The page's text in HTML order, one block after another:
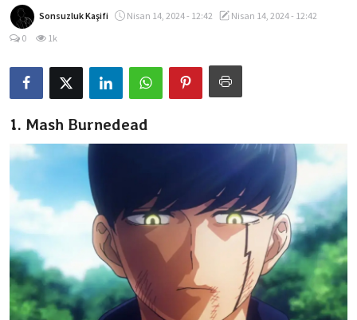
Anime Önerileri
Anime Karakterleri
Anime
Kore Dünyası
İncelemeler
Çizgi Film
Anketler
Sonsuzluk Kaşifi Nisan 14, 2024 - 12:42
Nisan 14, 2024 - 12:42
0
1k
1. Mash Burnedead